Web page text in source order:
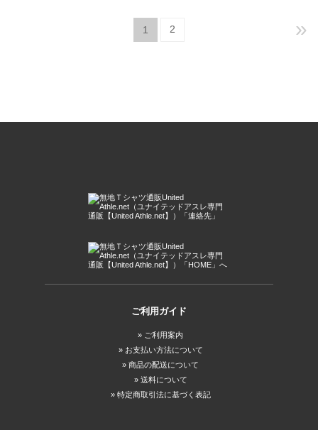
1 2 »
ご利用ガイド
ご利用案内
お支払い方法について
商品の配送について
送料について
特定商取引法に基づく表記